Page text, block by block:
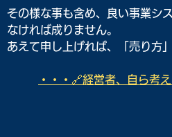
その様な事も含め、良い事業シ
なければ成りません。
あえて申し上げれば、「売り方
・・・🔗経営者、自ら考